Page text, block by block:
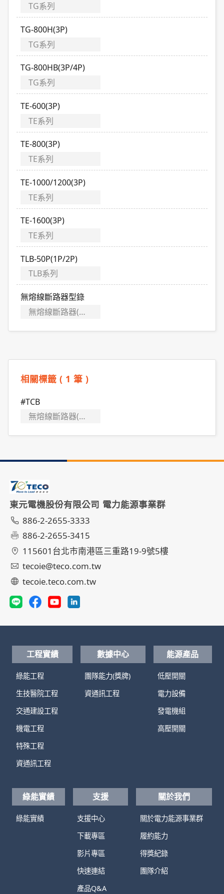
TG系列
TG-800H(3P)
TG系列
TG-800HB(3P/4P)
TG系列
TE-600(3P)
TE系列
TE-800(3P)
TE系列
TE-1000/1200(3P)
TE系列
TE-1600(3P)
TE系列
TLB-50P(1P/2P)
TLB系列
無熔線斷路器型錄
無熔線斷路器(MCCB)／漏電斷路器(ELCB)
相關標籤 ( 1 筆 )
#TCB
無熔線斷路器(MCCB)／漏電斷路器(ELCB)
東元電機股份有限公司 電力能源事業群
886-2-2655-3333
886-2-2655-3415
115601台北市南港區三重路19-9號5樓
tecoie@teco.com.tw
tecoie.teco.com.tw
工程實績
綠能工程
生技醫院工程
交通建設工程
機電工程
特殊工程
資通訊工程
數據中心
團隊能力(獎牌)
資通訊工程
能源產品
低壓開關
電力設備
發電機組
高壓開關
綠能實績
綠能實績
支援
支援中心
下載專區
影片專區
快速連結
產品Q&A
關於我們
關於電力能源事業群
履約能力
得獎紀錄
團隊介紹